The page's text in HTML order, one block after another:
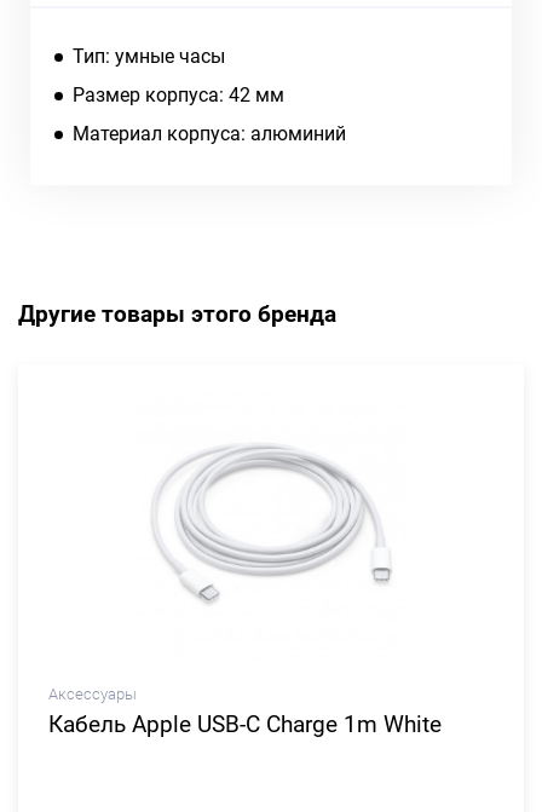
Тип: умные часы
Размер корпуса: 42 мм
Материал корпуса: алюминий
Другие товары этого бренда
Аксессуары
Кабель Apple USB-C Charge 1m White